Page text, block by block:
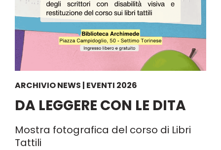
ARCHIVIO NEWS | EVENTI 2026
DA LEGGERE CON LE DITA
Mostra fotografica del corso di Libri
Tattili